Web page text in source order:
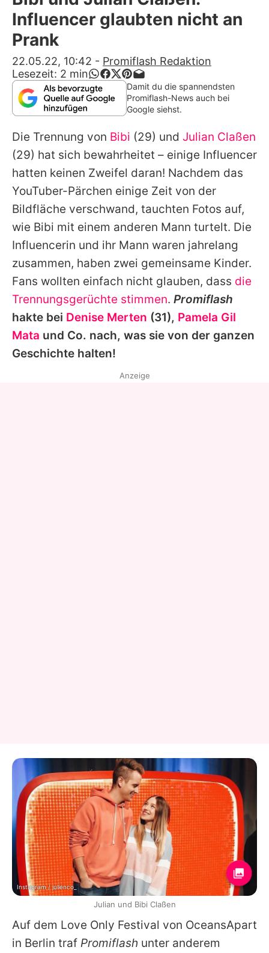
Alle Themen auf Promiflash
App runterladen
Team
Redaktionelle Richtlinien
Impressum
Datenschutzerklärung
Nutzungsbedingungen
Utiq verwalten
Influencer glaubten nicht an
Prank
22.05.22, 10:42 - Promiflash Redaktion
Lesezeit: 2 min
Damit du die spannendsten
Promiflash-News auch bei
Google siehst.
Die Trennung von Bibi (29) und Julian Claßen
(29) hat sich bewahrheitet – einige Influencer
hatten keinen Zweifel daran! Nachdem das
YouTuber-Pärchen einige Zeit von der
Bildfläche verschwand, tauchten Fotos auf,
wie Bibi mit einem anderen Mann turtelt. Die
Influencerin und ihr Mann waren jahrelang
zusammen, haben zwei gemeinsame Kinder.
Fans wollten einfach nicht glauben, dass die
Trennungsgerüchte stimmen. Promiflash
hakte bei Denise Merten (31), Pamela Gil
Mata und Co. nach, was sie von der ganzen
Geschichte halten!
Auf dem Love Only Festival von OceansApart
in Berlin traf Promiflash unter anderem
Anzeige
Instagram / julienco_
Julian und Bibi Claßen